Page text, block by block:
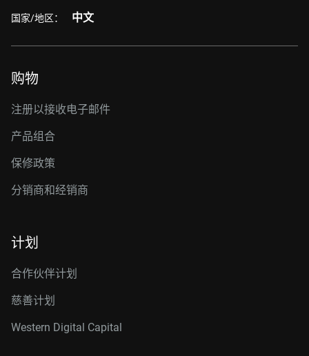
国家/地区： 中文
购物
注册以接收电子邮件
产品组合
保修政策
分销商和经销商
计划
合作伙伴计划
慈善计划
Western Digital Capital